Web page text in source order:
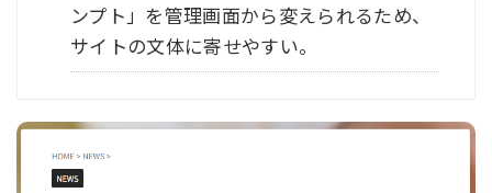
ンプト」を管理画面から変えられるため、
サイトの文体に寄せやすい。